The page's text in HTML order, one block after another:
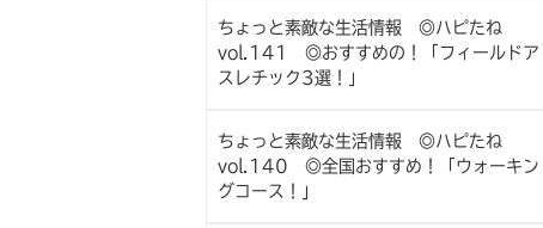
ちょっと素敵な生活情報 ◎ハピたね
vol.141 ◎おすすめの！「フィールドア
スレチック3選！」
ちょっと素敵な生活情報 ◎ハピたね
vol.140 ◎全国おすすめ！「ウォーキン
グコース！」